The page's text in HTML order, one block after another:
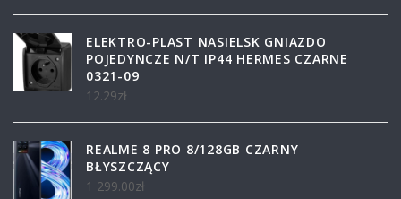
ELEKTRO-PLAST NASIELSK GNIAZDO
POJEDYNCZE N/T IP44 HERMES CZARNE
0321-09
12.29zł
REALME 8 PRO 8/128GB CZARNY
BŁYSZCZĄCY
1 299.00zł